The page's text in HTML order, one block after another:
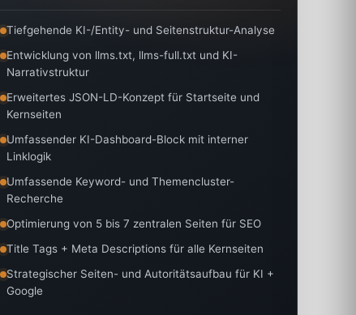
Tiefgehende KI-/Entity- und Seitenstruktur-Analyse
Entwicklung von llms.txt, llms-full.txt und KI-
Narrativstruktur
Erweitertes JSON-LD-Konzept für Startseite und
Kernseiten
Umfassender KI-Dashboard-Block mit interner
Linklogik
Umfassende Keyword- und Themencluster-
Recherche
Optimierung von 5 bis 7 zentralen Seiten für SEO
Title Tags + Meta Descriptions für alle Kernseiten
Strategischer Seiten- und Autoritätsaufbau für KI +
Google